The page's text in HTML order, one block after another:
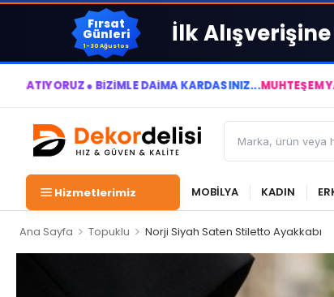
Fırsat
Günleri
1-30 Ağustos İlk Alışverişine
● BİZİMLE DAİMA KÂRDASINIZ...MUHTEŞEM YAŞAM
Hizmetlerimiz MOBİLYA KADIN
Ana Sayfa > Topuklu > Norji Siyah Saten Stiletto Ayakkabı